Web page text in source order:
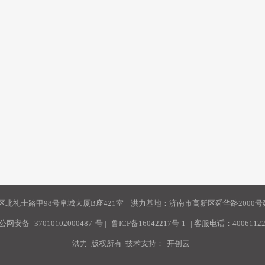
北礼士路甲98号阜城大厦B座421室 洪力基地：济南市高新区舜华路2000号
网安备 37010102000487 号 | 鲁ICP备16042217号-1 | 客服电话：
洪力 版权所有 技术支持： 开创云